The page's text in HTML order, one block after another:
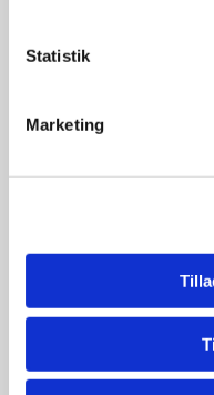
Statistik
Marketing
Byrum Kirke
Kalender
Læsø synger
Gudstjeneste på